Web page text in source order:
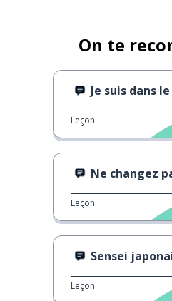
On te
Je suis dans
Leçon
Ne changez
Leçon
Sensei
Leçon